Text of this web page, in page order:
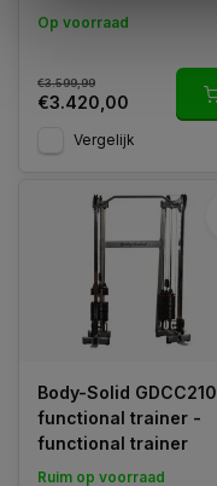
Op voorraad
€3.599,99
€3.420,00
Vergelijk
Body-Solid GDCC210
functional trainer -
functional trainer
Ruim op voorraad